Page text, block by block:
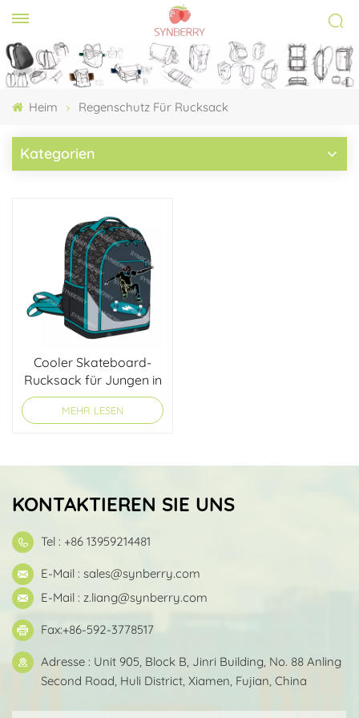
Heim Regenschutz Für Rucksack
Kategorien
Cooler Skateboard-
Rucksack für Jungen in
der Grundschule
MEHR LESEN
KONTAKTIEREN SIE UNS
Tel : +86 13959214481
E-Mail : sales@synberry.com
E-Mail : z.liang@synberry.com
Fax:+86-592-3778517
Adresse : Unit 905, Block B, Jinri Building, No. 88 Anling
Second Road, Huli District, Xiamen, Fujian, China